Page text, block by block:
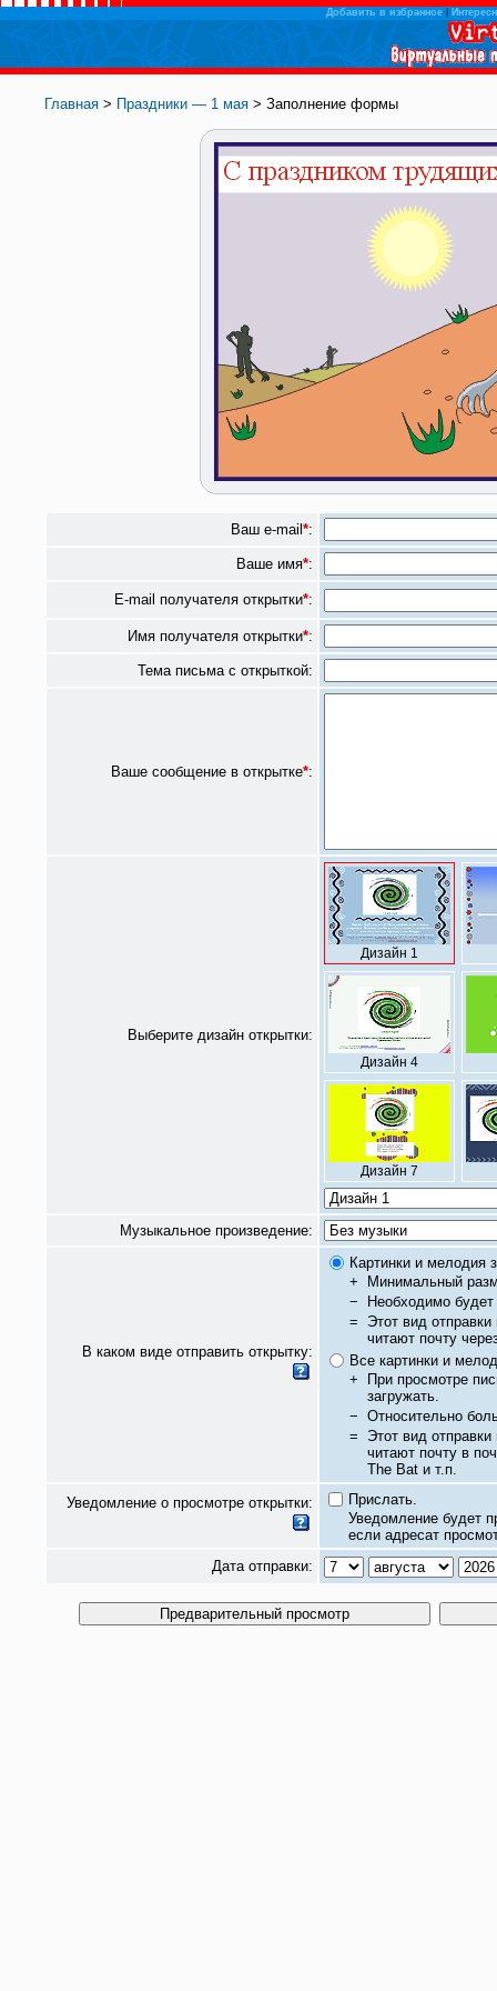
Добавить в избранное|
Главная > Праздники — 1 мая > Заполнение формы
Ваш e-mail *:
Ваше имя*:
E-mail получателя открытки*:
Имя получателя открытки*:
Тема письма с открыткой:
Ваше сообщение в открытке*:
Выберите дизайн открытки:
Дизайн 1
Дизайн 4
Дизайн 7
Музыкальное произведение:
В каком виде отправить открытку:
Картинки и мелодия
+
Минимальный
−
Необходимо будет
= Этот вид
читают почту
Все картинки и
+
При просмотре
загружать.
− Относительно
= Этот вид
читают почту в
The Bat и т.п.
Уведомление о просмотре открытки:
Прислать.
Уведомление будет
если адресат
Дата отправки: